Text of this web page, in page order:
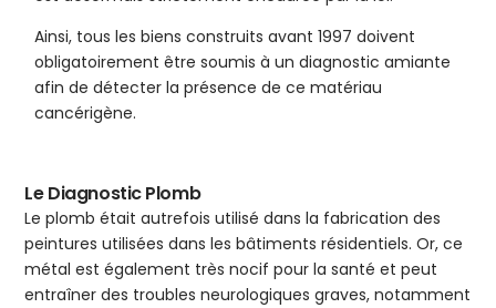
Ainsi, tous les biens construits avant 1997 doivent
obligatoirement être soumis à un diagnostic amiante
afin de détecter la présence de ce matériau
cancérigène.
Le Diagnostic Plomb
Le plomb était autrefois utilisé dans la fabrication des
peintures utilisées dans les bâtiments résidentiels. Or, ce
métal est également très nocif pour la santé et peut
entraîner des troubles neurologiques graves, notamment